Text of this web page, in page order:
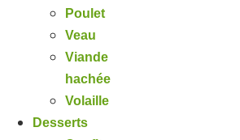
Poulet
Veau
Viande
hachée
Volaille
Desserts